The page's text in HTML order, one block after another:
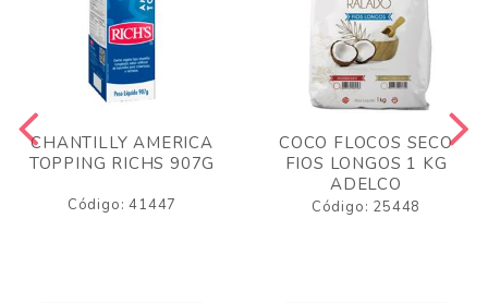
CHANTILLY AMERICA
TOPPING RICHS 907G
Código: 41447
COCO FLOCOS SECO
FIOS LONGOS 1 KG
ADELCO
Código: 25448